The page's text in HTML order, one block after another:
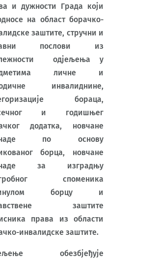
и дужности Града који
на област борачко-
заштите, стручни и
послови из
одјељења у
личне и
инвалиднине,
бораца,
и годишњег
додатка, новчане
по основу
борца, новчане
за изградњу
споменика
борцу и
заштите
права из области
инвалидске заштите.
обезбјеђује